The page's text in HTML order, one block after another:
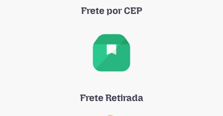
Frete por CEP
Frete Retirada